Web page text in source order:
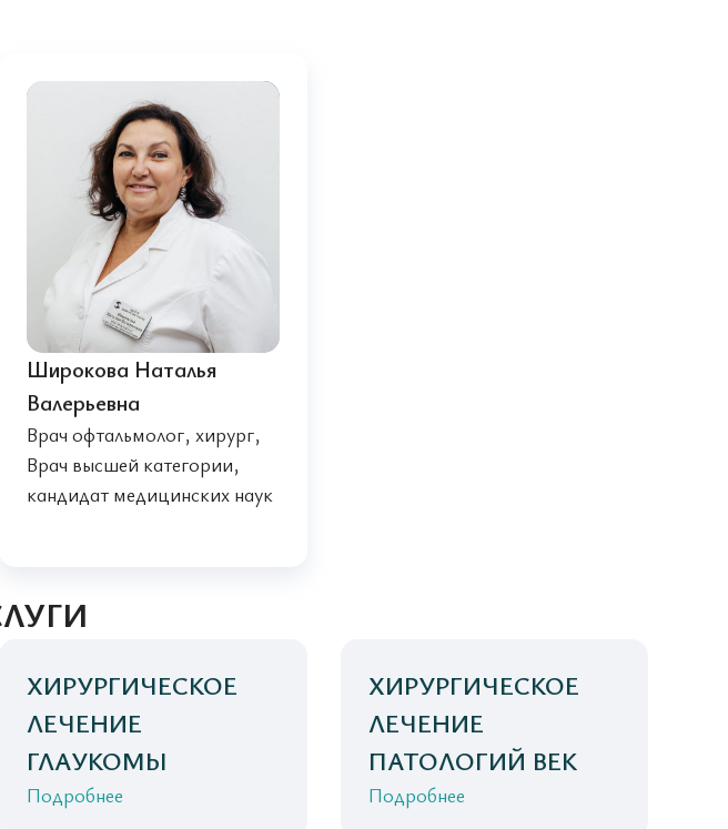
Широкова Наталья
Валерьевна
Врач офтальмолог, хирург,
Врач высшей категории,
кандидат медицинских наук
ХИРУРГИЧЕСКОЕ
ЛЕЧЕНИЕ
ГЛАУКОМЫ
Подробнее
ХИРУРГИЧЕСКОЕ
ЛЕЧЕНИЕ
ПАТОЛОГИЙ ВЕК
Подробнее